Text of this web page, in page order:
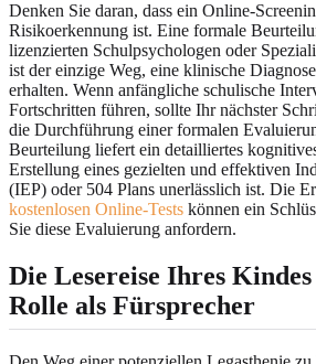
Denken Sie daran, dass ein Online-
Risikoerkennung ist. Eine formale
lizenzierten Schulpsychologen oder
ist der einzige Weg, eine klinische
erhalten. Wenn anfängliche schulische
Fortschritten führen, sollte Ihr nächster
die Durchführung einer formalen
Beurteilung liefert ein detailliertes
Erstellung eines gezielten und effektiven
(IEP) oder 504 Plans unerlässlich ist. Die
kostenlosen Online-Tests können ein
Sie diese Evaluierung anfordern.
Die Lesereise Ihres
Rolle als Fürsprecher